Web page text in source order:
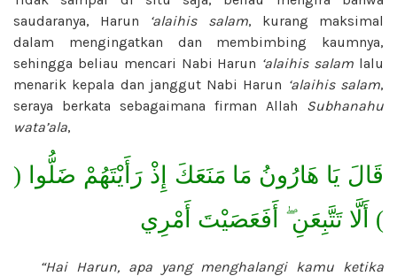
saudaranya, Harun ‘alaihis salam, kurang maksimal
dalam mengingatkan dan membimbing kaumnya,
sehingga beliau mencari Nabi Harun ‘alaihis salam lalu
menarik kepala dan janggut Nabi Harun ‘alaihis salam,
seraya berkata sebagaimana firman Allah Subhanahu
wata’ala,
قَالَ يَا هَارُونُ مَا مَنَعَكَ إِذْ رَأَيْتَهُمْ ضَلُّوا (
) أَلَّا تَتَّبِعَنِ ۖ أَفَعَصَيْتَ أَمْرِي
“Hai Harun, apa yang menghalangi kamu ketika